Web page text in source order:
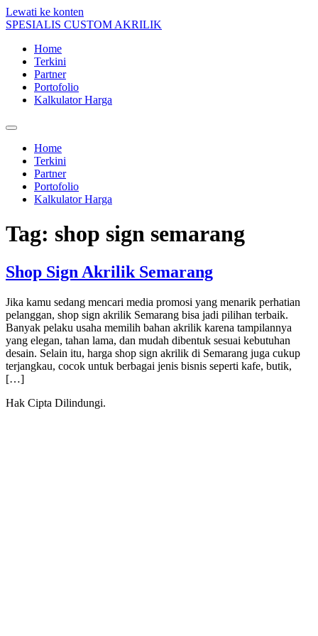
Lewati ke konten
SPESIALIS CUSTOM AKRILIK
Home
Terkini
Partner
Portofolio
Kalkulator Harga
Home
Terkini
Partner
Portofolio
Kalkulator Harga
Tag: shop sign semarang
Shop Sign Akrilik Semarang
Jika kamu sedang mencari media promosi yang menarik perhatian
pelanggan, shop sign akrilik Semarang bisa jadi pilihan terbaik.
Banyak pelaku usaha memilih bahan akrilik karena tampilannya
yang elegan, tahan lama, dan mudah dibentuk sesuai kebutuhan
desain. Selain itu, harga shop sign akrilik di Semarang juga cukup
terjangkau, cocok untuk berbagai jenis bisnis seperti kafe, butik,
[…]
Hak Cipta Dilindungi.